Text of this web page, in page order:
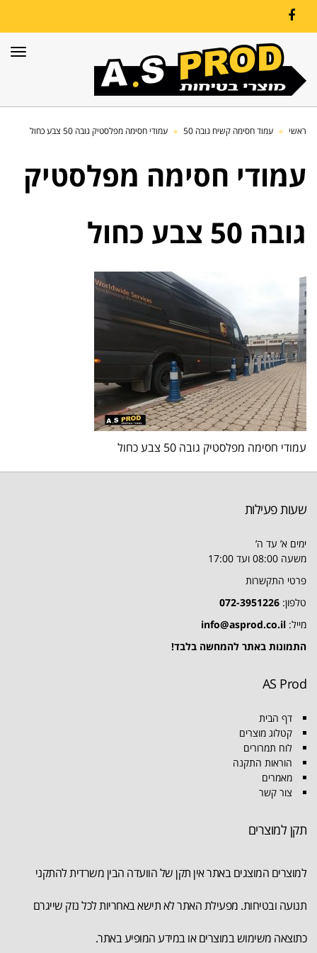
Facebook
ראשי » עמוד חסימה קשיח גובה 50 » עמודי חסימה מפלסטיק גובה 50 צבע כחול
עמודי חסימה מפלסטיק
גובה 50 צבע כחול
עמודי חסימה מפלסטיק גובה 50 צבע כחול
שעות פעילות
ימים א’ עד ה’
משעה 08:00 ועד 17:00
פרטי התקשרות
טלפון: 072-3951226
מייל: info@asprod.co.il
התמונות באתר להמחשה בלבד!
AS Prod
דף הבית
קטלוג מוצרים
לוח תמרורים
הוראות התקנה
מאמרים
צור קשר
תקן למוצרים
למוצרים המוצגים באתר אין תקן של הוועדה הבין משרדית להתקני
תנועה ובטיחות. מפעילת האתר לא תישא באחריות לכל נזק שייגרם
כתוצאה משימוש במוצרים או במידע המופיע באתר.